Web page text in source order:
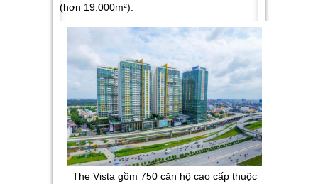
(hơn 19.000m²).
The Vista gồm 750 căn hộ cao cấp thuộc